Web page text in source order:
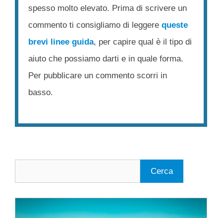
spesso molto elevato. Prima di scrivere un
commento ti consigliamo di leggere queste
brevi linee guida, per capire qual è il tipo di
aiuto che possiamo darti e in quale forma.
Per pubblicare un commento scorri in
basso.